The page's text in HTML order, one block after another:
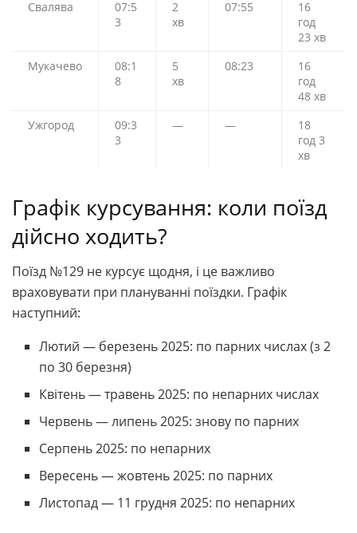
Свалява
07:5
3
2
хв
07:55
16
год
23 хв
Мукачево
08:1
8
5
хв
08:23
16
год
48 хв
Ужгород
09:3
3
— —
18
год 3
хв
Графік курсування: коли поїзд
дійсно ходить?
Поїзд №129 не курсує щодня, і це важливо
враховувати при плануванні поїздки. Графік
наступний:
Лютий — березень 2025: по парних числах (з 2
по 30 березня)
Квітень — травень 2025: по непарних числах
Червень — липень 2025: знову по парних
Серпень 2025: по непарних
Вересень — жовтень 2025: по парних
Листопад — 11 грудня 2025: по непарних